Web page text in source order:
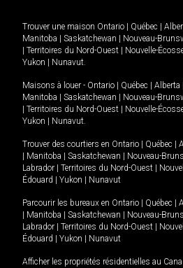
Trouver une maison Ontario Québec
Manitoba
Saskatchewan Nouveau-
Territoires du Nord-Ouest Nouvelle-
Yukon
Nunavut.
Maisons à louer - Ontario Québec Alberta
Manitoba
Saskatchewan Nouveau-
Territoires du Nord-Ouest Nouvelle-
Yukon
Nunavut.
Trouver des courtiers en Ontario Québec
Manitoba Saskatchewan Nouveau-
Labrador
Territoires du Nord-Ouest
Édouard
Yukon Nunavut
Parcourir les bureaux en Ontario Québec
Manitoba Saskatchewan Nouveau-
Labrador
Territoires du Nord-Ouest
Édouard
Yukon Nunavut
Afficher les propriétés résidentielles au